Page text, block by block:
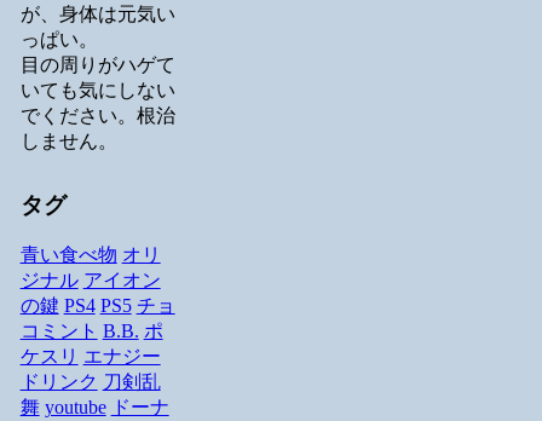
が、身体は元気い
っぱい。
目の周りがハゲて
いても気にしない
でください。根治
しません。
タグ
青い食べ物 オリ
ジナル アイオン
の鍵 PS4 PS5 チョ
コミント B.B. ポ
ケスリ エナジー
ドリンク 刀剣乱
舞 youtube
ドーナ